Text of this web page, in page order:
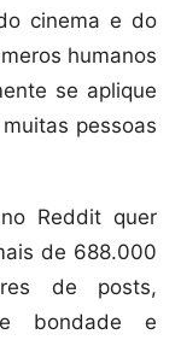
cinema e do
humanos
se aplique
pessoas
Reddit quer
de 688.000
de posts,
bondade e